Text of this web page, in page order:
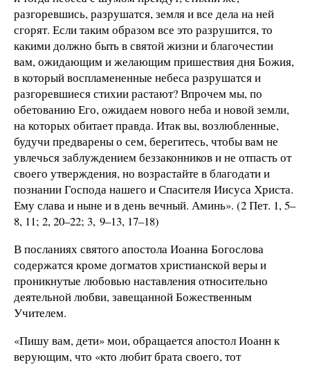
разгоревшись, разрушатся, земля и все дела на ней
сгорят. Если таким образом все это разрушится, то
какими должно быть в святой жизни и благочестии
вам, ожидающим и желающим пришествия дня Божия,
в который воспламененные небеса разрушатся и
разгоревшиеся стихии растают? Впрочем мы, по
обетованию Его, ожидаем нового неба и новой земли,
на которых обитает правда. Итак вы, возлюбленные,
будучи предварены о сем, берегитесь, чтобы вам не
увлечься заблуждением беззаконников и не отпасть от
своего утверждения, но возрастайте в благодати и
познании Господа нашего и Спасителя Иисуса Христа.
Ему слава и ныне и в день вечный. Аминь». (2 Пет. 1, 5–
8, 11; 2, 20–22; 3, 9–13, 17–18)
В посланиях святого апостола Иоанна Богослова
содержатся кроме догматов христианской веры и
проникнутые любовью наставления относительно
деятельной любви, завещанной Божественным
Учителем.
«Пишу вам, дети» мои, обращается апостол Иоанн к
верующим, что «кто любит брата своего, тот